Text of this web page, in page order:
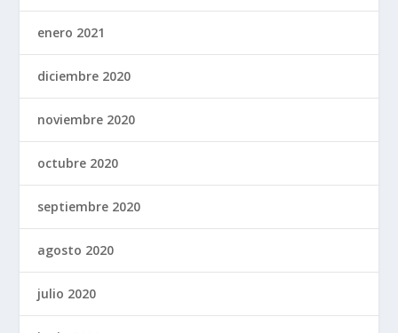
enero 2021
diciembre 2020
noviembre 2020
octubre 2020
septiembre 2020
agosto 2020
julio 2020